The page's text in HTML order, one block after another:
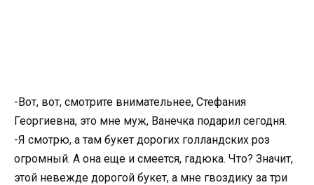
-Вот, вот, смотрите внимательнее, Стефания
Георгиевна, это мне муж, Ванечка подарил сегодня.
-Я смотрю, а там букет дорогих голландских роз
огромный. А она еще и смеется, гадюка. Что? Значит,
этой невежде дорогой букет, а мне гвоздику за три